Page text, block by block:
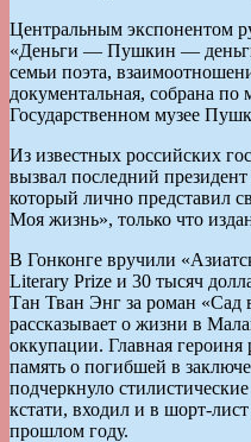
Центральным экспонентом
«Деньги — Пушкин —
семьи поэта,
документальная, собрана
Государственном музее
Из известных российских
вызвал последний
который лично представил
Моя жизнь», только что
В Гонконге вручили
Literary Prize и 30 тысяч
Тан Тван Энг за роман «Сад
рассказывает о жизни в
оккупации. Главная героиня
память о погибшей в
подчеркнуло
кстати, входил и в шорт-
прошлом году.